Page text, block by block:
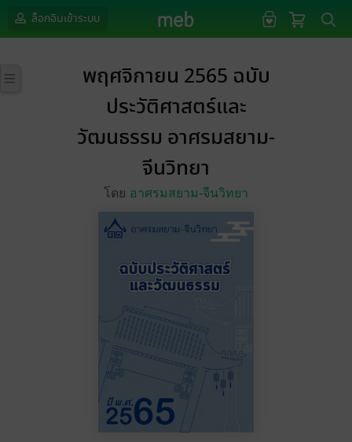
ล็อกอินเข้าระบบ
พฤศจิกายน 2565 ฉบับ
ประวัติศาสตร์และ
วัฒนธรรม อาศรมสยาม-
จีนวิทยา
โดย อาศรมสยาม-จีนวิทยา